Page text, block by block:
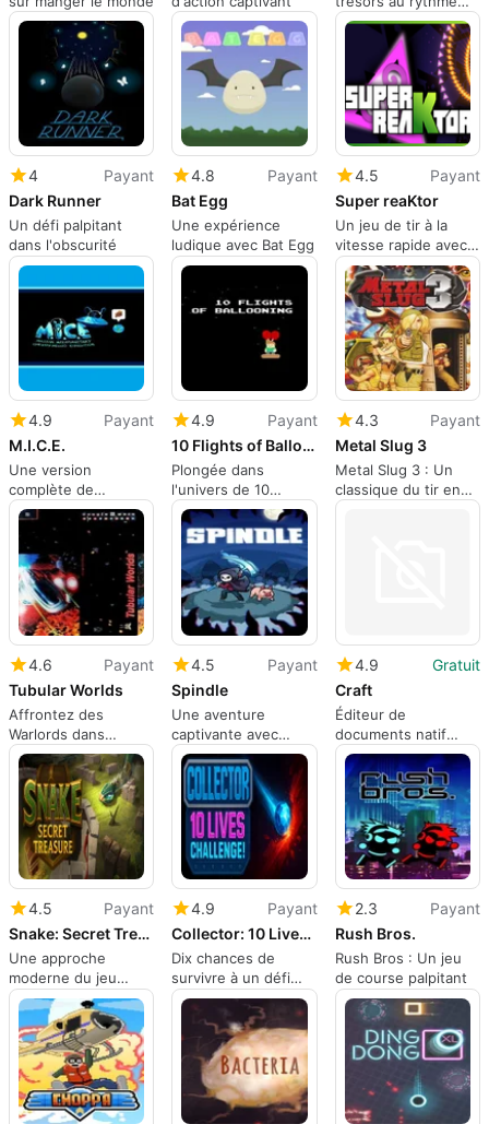
lent
4
Payant
Dark Runner
Un défi palpitant
dans l'obscurité
4.8
Payant
Bat Egg
Une expérience
ludique avec Bat Egg
4.5
Payant
Super reaKtor
Un jeu de tir à la
vitesse rapide avec
une touche
4.9
Payant
M.I.C.E.
Une version
complète de
l'application pour
Mac, par Astrobard
Games.
4.9
Payant
10 Flights of Ballooning
Plongée dans
l'univers de 10
Flights of Ballooning
4.3
Payant
Metal Slug 3
Metal Slug 3 : Un
classique du tir en
2D
4.6
Payant
Tubular Worlds
Affrontez des
Warlords dans
Tubular Worlds
4.5
Payant
Spindle
Une aventure
captivante avec
Spindle
4.9
Gratuit
Craft
Éditeur de
documents natif
pour Mac
4.5
Payant
Snake: Secret Treasure
Une approche
moderne du jeu
classique Snake
4.9
Payant
Collector: 10 Lives Challenge
Dix chances de
survivre à un défi
brutal
2.3
Payant
Rush Bros.
Rush Bros : Un jeu
de course palpitant